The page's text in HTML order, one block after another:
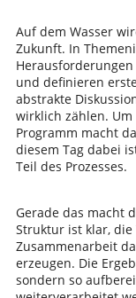
Auf dem Wasser
Zukunft. In
und definieren
abstrakte
wirklich zählen.
Programm macht
diesem Tag dabei
Teil des Prozesses.
Gerade das macht
Struktur ist klar,
Zusammenarbeit
erzeugen. Die
sondern so